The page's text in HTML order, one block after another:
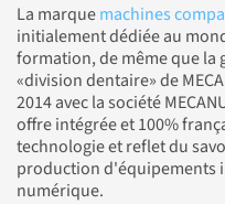
La marquemachines
initialement dédiée au
formation, de même que la
«division dentaire» de
2014 avec la société
offre intégrée et 100%
technologie et reflet du
production d'équipements
numérique.